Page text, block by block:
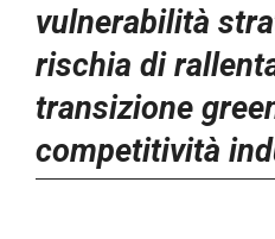
vulnerabilità
rischia di
transizione
competitività